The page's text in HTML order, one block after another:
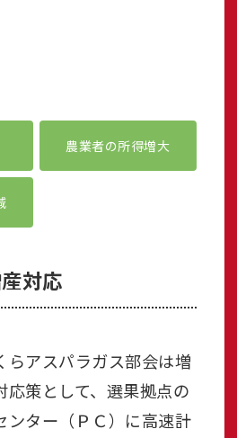
農業者の所得増大
対応
アスパラガス部会は増
応策として、選果拠点の
ンター（ＰＣ）に高速計